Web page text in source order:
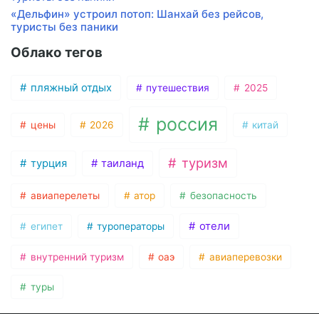
«Дельфин» устроил потоп: Шанхай без рейсов,
туристы без паники
Облако тегов
пляжный отдых путешествия 2025
цены 2026 россия китай
турция таиланд туризм
авиаперелеты атор безопасность
египет туроператоры отели
внутренний туризм оаэ авиаперевозки
туры